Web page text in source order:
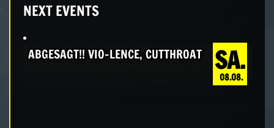
NEXT EVENTS
SA.
08.08.
ABGESAGT!! VIO-LENCE, CUTTHROAT